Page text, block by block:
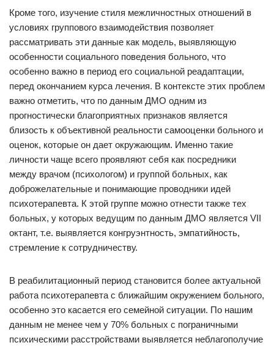
Кроме того, изучение стиля межличностных отношений в
условиях группового взаимодействия позволяет
рассматривать эти данные как модель, выявляющую
особенности социального поведения больного, что
особенно важно в период его социальной реадаптации,
перед окончанием курса лечения. В контексте этих проблем
важно отметить, что по данным ДМО одним из
прогностически благоприятных признаков является
близость к объективной реальности самооценки больного и
оценок, которые он дает окружающим. Именно такие
личности чаще всего проявляют себя как посредники
между врачом (психологом) и группой больных, как
доброжелательные и понимающие проводники идей
психотерапевта. К этой группе можно отнести также тех
больных, у которых ведущим по данным ДМО является VII
октант, т.е. выявляется конгруэнтность, эмпатийность,
стремление к сотрудничеству.
В реабилитационный период становится более актуальной
работа психотерапевта с ближайшим окружением больного,
особенно это касается его семейной ситуации. По нашим
данным не менее чем у 70% больных с пограничными
психическими расстройствами выявляется неблагополучие